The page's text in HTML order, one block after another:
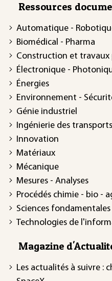
Ressources
Automatique -
Biomédical - Pharma
Construction et travaux
Électronique -
Énergies
Environnement -
Génie industriel
Ingénierie des transports
Innovation
Matériaux
Mécanique
Mesures - Analyses
Procédés chimie - bio -
Sciences fondamentales
Technologies de
Magazine
Les actualités à suivre :